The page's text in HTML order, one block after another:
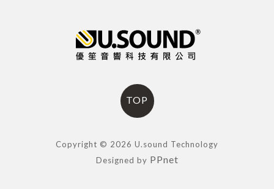
TOP
Copyright © 2026 U.sound Technology
Designed by PPnet